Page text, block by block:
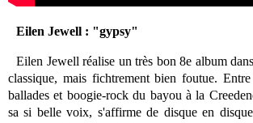
Eilen Jewell : "gypsy"
Eilen Jewell réalise un très bon 8e album
classique, mais fichtrement bien foutue.
ballades et boogie-rock du bayou à la
sa si belle voix, s'affirme de disque en